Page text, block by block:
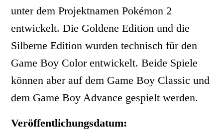
unter dem Projektnamen Pokémon 2
entwickelt. Die Goldene Edition und die
Silberne Edition wurden technisch für den
Game Boy Color entwickelt. Beide Spiele
können aber auf dem Game Boy Classic und
dem Game Boy Advance gespielt werden.
Veröffentlichungsdatum: